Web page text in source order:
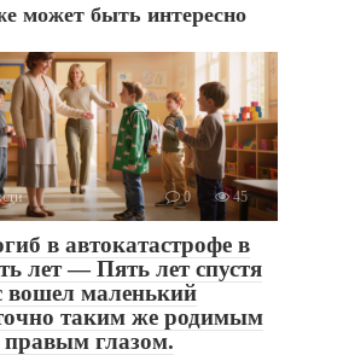
может быть интересно
0 45
в автокатастрофе в
лет — Пять лет спустя
вошел маленький
таким же родимым
глазом.